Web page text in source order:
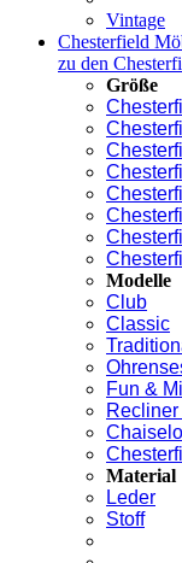
Vintage
Chesterfield
zu den
Größe
Modelle
Club
Classic
Fun &
Material
Leder
Stoff